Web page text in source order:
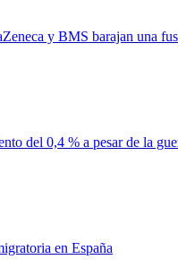
y BMS barajan una
del 0,4 % a pesar de la
en España